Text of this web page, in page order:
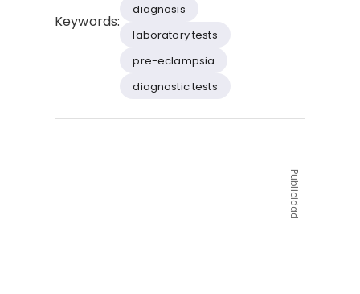
Keywords:
diagnosis
laboratory tests
pre-eclampsia
diagnostic tests
Publicidad